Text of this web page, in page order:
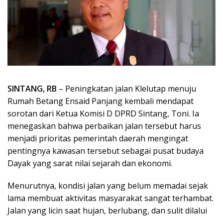
SINTANG, RB – Peningkatan jalan Klelutap menuju
Rumah Betang Ensaid Panjang kembali mendapat
sorotan dari Ketua Komisi D DPRD Sintang, Toni. Ia
menegaskan bahwa perbaikan jalan tersebut harus
menjadi prioritas pemerintah daerah mengingat
pentingnya kawasan tersebut sebagai pusat budaya
Dayak yang sarat nilai sejarah dan ekonomi.
Menurutnya, kondisi jalan yang belum memadai sejak
lama membuat aktivitas masyarakat sangat terhambat.
Jalan yang licin saat hujan, berlubang, dan sulit dilalui